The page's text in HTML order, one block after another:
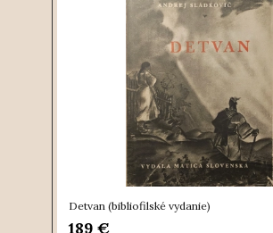
Detvan (bibliofilské vydanie)
189 €